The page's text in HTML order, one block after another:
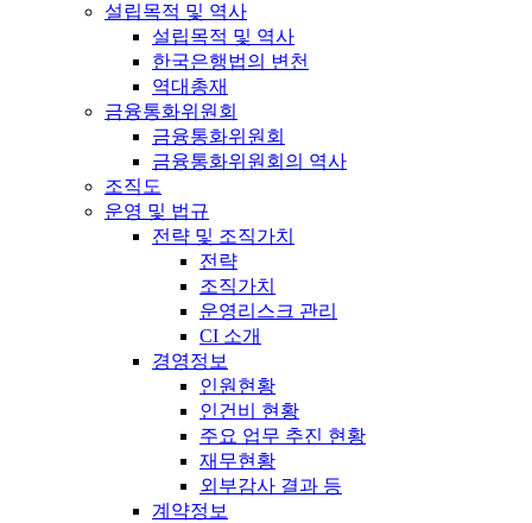
설립목적 및 역사
설립목적 및 역사
한국은행법의 변천
역대총재
금융통화위원회
금융통화위원회
금융통화위원회의 역사
조직도
운영 및 법규
전략 및 조직가치
전략
조직가치
운영리스크 관리
CI 소개
경영정보
인원현황
인건비 현황
주요 업무 추진 현황
재무현황
외부감사 결과 등
계약정보